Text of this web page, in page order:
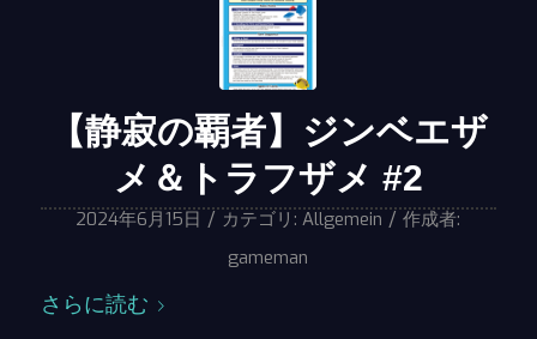
【静寂の覇者】ジンベエザ
メ＆トラフザメ #2
2024年6月15日 / カテゴリ:Allgemein / 作成者:
gameman
さらに読む